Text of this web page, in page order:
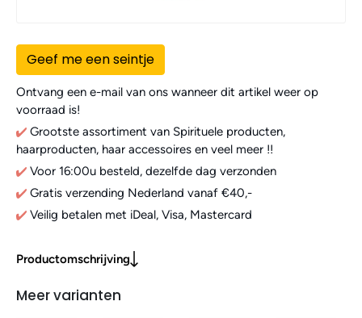
Geef me een seintje
Ontvang een e-mail van ons wanneer dit artikel weer op
voorraad is!
Grootste assortiment van Spirituele producten,
haarproducten, haar accessoires en veel meer !!
Voor 16:00u besteld, dezelfde dag verzonden
Gratis verzending Nederland vanaf €40,-
Veilig betalen met iDeal, Visa, Mastercard
Productomschrijving
Meer varianten